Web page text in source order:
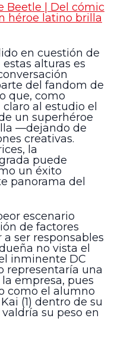
Beetle | Del cómic
héroe latino brilla
en cuestión de
alturas es
del fandom de
que, como
al estudio el
un superhéroe
—dejando de
creativas.
la
puede
un éxito
panorama del
escenario
de factores
ser responsables
no vista el
inminente DC
representaría una
empresa, pues
como el alumno
(1) dentro de su
su peso en